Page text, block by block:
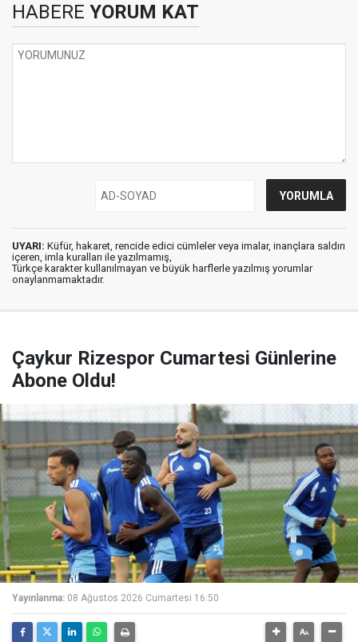
HABERE YORUM KAT
UYARI: Küfür, hakaret, rencide edici cümleler veya imalar, inançlara saldırı
içeren, imla kuralları ile yazılmamış,
Türkçe karakter kullanılmayan ve büyük harflerle yazılmış yorumlar
onaylanmamaktadır.
Çaykur Rizespor Cumartesi Günlerine
Abone Oldu!
Yayınlanma: 08 Ağustos 2026 Cumartesi 16:50